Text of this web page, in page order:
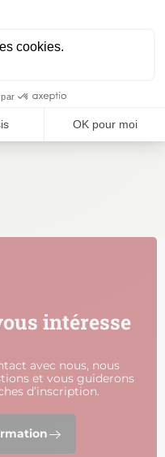
intéresse
avec nous, nous
et vous guiderons
d’inscription.